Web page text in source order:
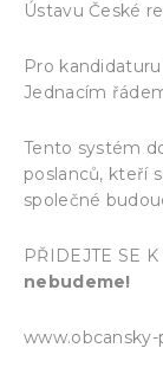
Ústavu České
Pro
Jednacím
Tento systém
poslanců, kteří
společné
PŘIDEJTE SE
nebudeme!